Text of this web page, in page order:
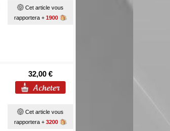
Cet article vous
rapportera + 1900
32,00 €
Cet article vous
rapportera + 3200